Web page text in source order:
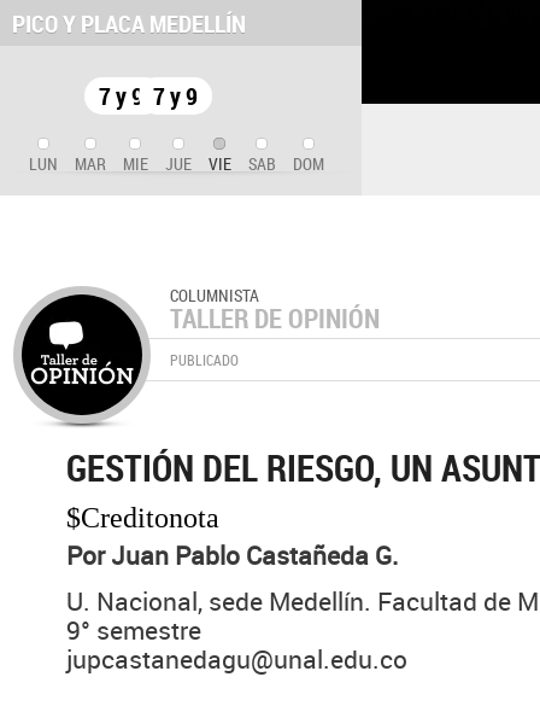
PICO Y PLACA MEDELLÍN
7 y 9 7 y 9
LUN MAR MIE JUE VIE SAB DOM
COLUMNISTA
TALLER DE OPINIÓN
PUBLICADO
GESTIÓN DEL RIESGO, UN
$Creditonota
Por Juan Pablo Castañeda G.
U. Nacional, sede Medellín. Facultad de
9° semestre
jupcastanedagu@unal.edu.co